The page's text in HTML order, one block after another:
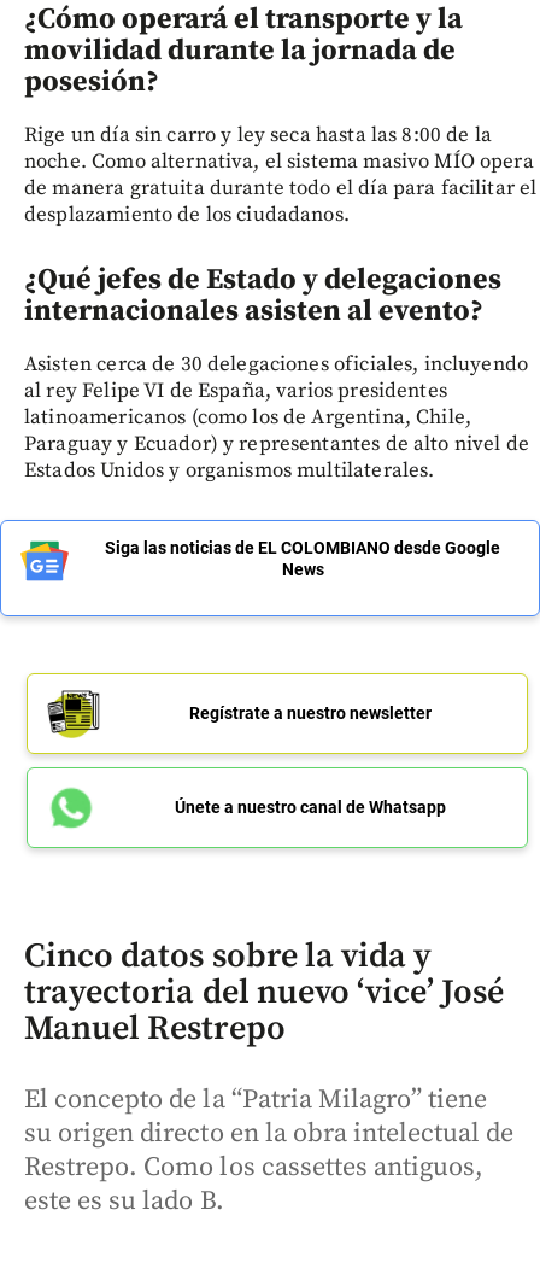
¿Cómo operará el transporte y la
movilidad durante la jornada de
posesión?
Rige un día sin carro y ley seca hasta las 8:00 de la
noche. Como alternativa, el sistema masivo MÍO opera
de manera gratuita durante todo el día para facilitar el
desplazamiento de los ciudadanos.
¿Qué jefes de Estado y delegaciones
internacionales asisten al evento?
Asisten cerca de 30 delegaciones oficiales, incluyendo
al rey Felipe VI de España, varios presidentes
latinoamericanos (como los de Argentina, Chile,
Paraguay y Ecuador) y representantes de alto nivel de
Estados Unidos y organismos multilaterales.
Siga las noticias de EL COLOMBIANO desde Google
News
Regístrate a nuestro newsletter
Únete a nuestro canal de Whatsapp
Cinco datos sobre la vida y
trayectoria del nuevo ‘vice’ José
Manuel Restrepo
El concepto de la “Patria Milagro” tiene
su origen directo en la obra intelectual de
Restrepo. Como los cassettes antiguos,
este es su lado B.